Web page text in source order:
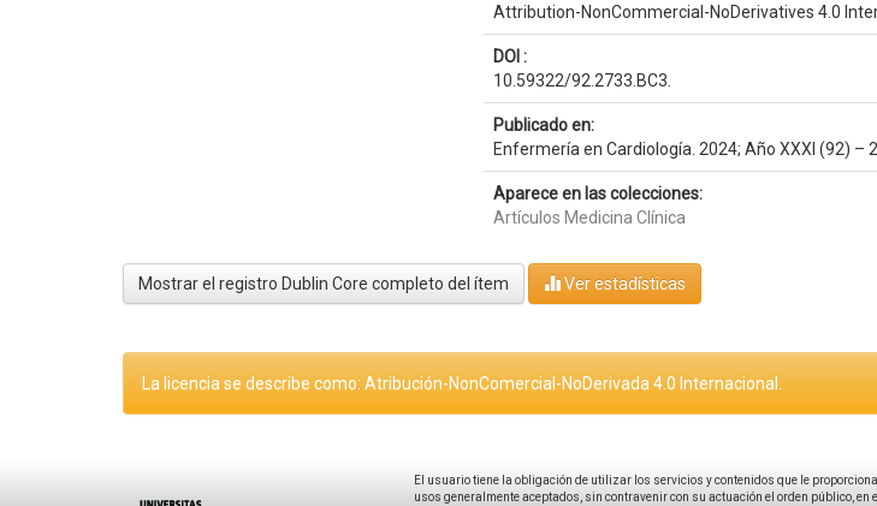
Attribution-NonCommercial-NoDerivatives 4.0
DOI :
10.59322/92.2733.BC3.
Publicado en:
Enfermería en Cardiología. 2024; Año XXXI (92) –
Aparece en las colecciones:
Artículos Medicina Clínica
Mostrar el registro Dublin Core completo del ítem Ver estadísticas
La licencia se describe como: Atribución-NonComercial-NoDerivada 4.0 Internacional.
El usuario tiene la obligación de utilizar los servicios y contenidos que le
usos generalmente aceptados, sin contravenir con su actuación el orden público,